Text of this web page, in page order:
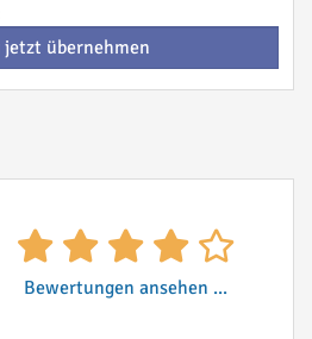
jetzt übernehmen
Bewertungen ansehen ...